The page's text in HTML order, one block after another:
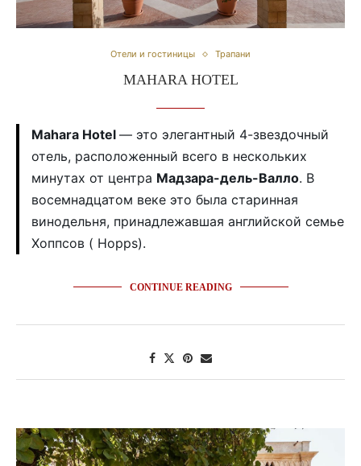
Отели и гостиницы Трапани
MAHARA HOTEL
Mahara Hotel — это элегантный 4-звездочный
отель, расположенный всего в нескольких
минутах от центра Мадзара-дель-Валло. В
восемнадцатом веке это была старинная
винодельня, принадлежавшая английской семье
Хоппсов ( Hopps).
CONTINUE READING